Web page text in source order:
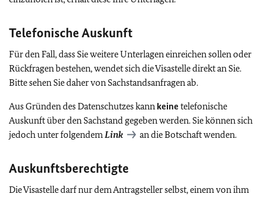
Telefonische Auskunft
Für den Fall, dass Sie weitere Unterlagen einreichen sollen oder
Rückfragen bestehen, wendet sich die Visastelle direkt an Sie.
Bitte sehen Sie daher von Sachstandsanfragen ab.
Aus Gründen des Datenschutzes kann keine telefonische
Auskunft über den Sachstand gegeben werden. Sie können sich
jedoch unter folgendem Link an die Botschaft wenden.
Auskunftsberechtigte
Die Visastelle darf nur dem Antragsteller selbst, einem von ihm